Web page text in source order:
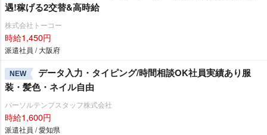
遇!稼げる2交替&高時給
株式会社トーコー
時給1,450円
派遣社員 / 大阪府
NEW
データ入力・タイピング/時間相談OK社員実績あり服
装・髪色・ネイル自由
パーソルテンプスタッフ株式会社
時給1,600円
派遣社員 / 愛知県